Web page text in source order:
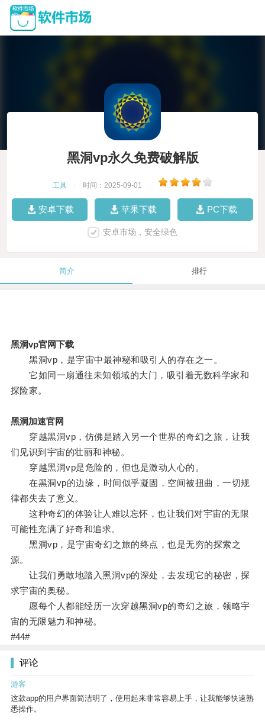
黑洞vp永久免费破解版
工具 时间：2025-09-01
安卓下载 苹果下载 PC下载
安卓市场，安全绿色
简介 排行
黑洞vp官网下载
黑洞vp，是宇宙中最神秘和吸引人的存在之一。
它如同一扇通往未知领域的大门，吸引着无数科学家和
探险家。
黑洞加速官网
穿越黑洞vp，仿佛是踏入另一个世界的奇幻之旅，让我
们见识到宇宙的壮丽和神秘。
穿越黑洞vp是危险的，但也是激动人心的。
在黑洞vp的边缘，时间似乎凝固，空间被扭曲，一切规
律都失去了意义。
这种奇幻的体验让人难以忘怀，也让我们对宇宙的无限
可能性充满了好奇和追求。
黑洞vp，是宇宙奇幻之旅的终点，也是无穷的探索之
源。
让我们勇敢地踏入黑洞vp的深处，去发现它的秘密，探
求宇宙的奥秘。
愿每个人都能经历一次穿越黑洞vp的奇幻之旅，领略宇
宙的无限魅力和神秘。
#44#
评论
游客
这款app的用户界面简洁明了，使用起来非常容易上手，让我能够快速熟
悉操作。